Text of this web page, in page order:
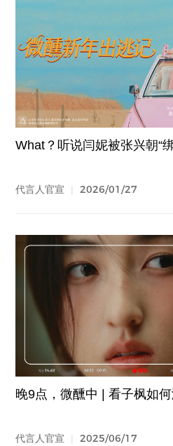
What？听说闫妮被张兴朝“
代言人官宣 | 2026/01/27
晚9点，微醺中 | 看子枫如
代言人官宣 | 2025/06/17